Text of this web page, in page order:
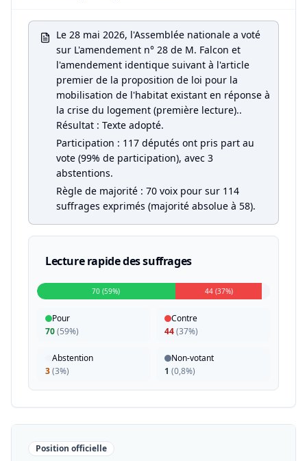
Le 28 mai 2026, l'Assemblée nationale a voté
sur L'amendement n° 28 de M. Falcon et
l'amendement identique suivant à l'article
premier de la proposition de loi pour la
mobilisation de l'habitat existant en réponse à
la crise du logement (première lecture)..
Résultat : Texte adopté.
Participation : 117 députés ont pris part au
vote (99% de participation), avec 3
abstentions.
Règle de majorité : 70 voix pour sur 114
suffrages exprimés (majorité absolue à 58).
Lecture rapide des suffrages
70 (59%) 44 (37%)
Pour
70(59%)
Contre
44(37%)
Abstention
3(3%)
Non-votant
1 (0,8%)
Position officielle